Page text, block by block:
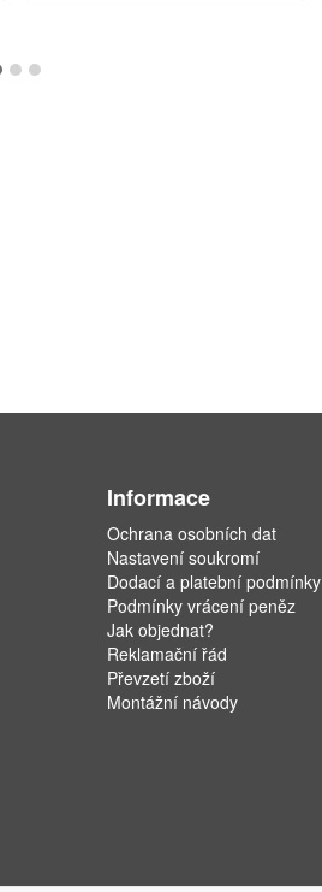
Informace
Ochrana osobních dat
Nastavení soukromí
Dodací a platební podmínky
Podmínky vrácení peněz
Jak objednat?
Reklamační řád
Převzetí zboží
Montážní návody